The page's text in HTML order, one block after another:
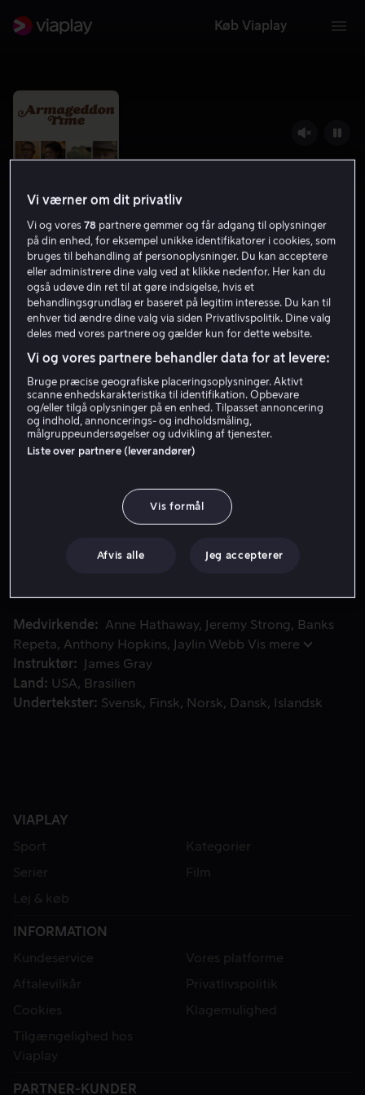
Køb Viaplay
Armageddon Time
6.4 Drama 2022 1 t. 49 min
15 år
HD
Lej 49 kr
Køb 69 kr
Se trailer
Historien udspiller sig i 1980'ernes Queens, New York,
Historien udspiller sig i 1980'ernes Queens, New York,
kompleksitet og flere generationers jagt på den
Medvirkende Anne Hathaway Jeremy Strong
Banks
Repeta
Anthony Hopkins Jaylin Webb Vis mere
Instruktør
James Gray
Land
USA
Brasilien
Undertekster
Svensk Finsk Norsk Dansk Islandsk
VIAPLAY
Sport
Kategorier
Serier
Film
Lej & køb
INFORMATION
Kundeservice
Vores platforme
Aftalevilkår
Privatlivspolitik
Cookies
Klagemulighed
Tilgængelighed hos
Viaplay
PARTNER-KUNDER
Vi værner om dit privatliv
Vi og vores78 partnere gemmer og får adgang til oplysninger
på din enhed, for eksempel unikke identifikatorer i cookies, som
bruges til behandling af personoplysninger. Du kan acceptere
eller administrere dine valg ved at klikke nedenfor. Her kan du
også udøve din ret til at gøre indsigelse, hvis et
behandlingsgrundlag er baseret på legitim interesse. Du kan til
enhver tid ændre dine valg via siden Privatlivspolitik. Dine valg
deles med vores partnere og gælder kun for dette website.
Vi og vores partnere behandler data for at levere:
Bruge præcise geografiske placeringsoplysninger. Aktivt
scanne enhedskarakteristika til identifikation. Opbevare
og/eller tilgå oplysninger på en enhed. Tilpasset annoncering
og indhold, annoncerings- og indholdsmåling,
målgruppeundersøgelser og udvikling af tjenester.
Liste over partnere (leverandører)
Vis formål
Afvis alle Jeg accepterer